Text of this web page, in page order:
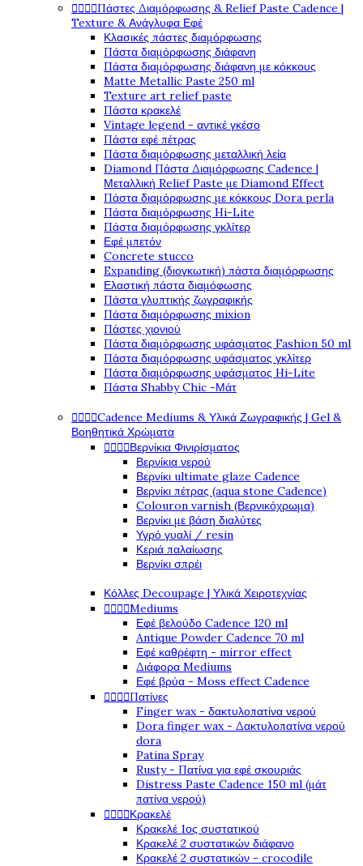
   Πάστες Διαμόρφωσης & Relief Paste Cadence |
Texture & Ανάγλυφα Εφέ
Κλασικές πάστες διαμόρφωσης
Πάστα διαμόρφωσης διάφανη
Πάστα διαμόρφωσης διάφανη με κόκκους
Matte Metallic Paste 250 ml
Texture art relief paste
Πάστα κρακελέ
Vintage legend - αντικέ γκέσο
Πάστα εφέ πέτρας
Πάστα διαμόρφωσης μεταλλική λεία
Diamond Πάστα Διαμόρφωσης Cadence |
Μεταλλική Relief Paste με Diamond Effect
Πάστα διαμόρφωσης με κόκκους Dora perla
Πάστα διαμόρφωσης Hi-Lite
Πάστα διαμόρφωσης γκλίτερ
Εφέ μπετόν
Concrete stucco
Expanding (διογκωτική) πάστα διαμόρφωσης
Ελαστική πάστα διαμόφωσης
Πάστα γλυπτικής ζωγραφικής
Πάστα διαμόρφωσης mixion
Πάστες χιονιού
Πάστα διαμόρφωσης υφάσματος Fashion 50 ml
Πάστα διαμόρφωσης υφάσματος γκλίτερ
Πάστα διαμόρφωσης υφάσματος Hi-Lite
Πάστα Shabby Chic -Μάτ
   Cadence Mediums & Υλικά Ζωγραφικής | Gel &
Βοηθητικά Χρώματα
   Βερνίκια Φινιρίσματος
Βερνίκια νερού
Βερνίκι ultimate glaze Cadence
Βερνίκι πέτρας (aqua stone Cadence)
Colouron varnish (Βερνικόχρωμα)
Βερνίκι με βάση διαλύτες
Υγρό γυαλί / resin
Κεριά παλαίωσης
Βερνίκι σπρέι
Κόλλες Decoupage | Υλικά Χειροτεχνίας
   Mediums
Εφέ βελούδο Cadence 120 ml
Antique Powder Cadence 70 ml
Εφέ καθρέφτη - mirror effect
Διάφορα Mediums
Εφέ βρύα - Moss effect Cadence
   Πατίνες
Finger wax - δακτυλοπατίνα νερού
Dora finger wax - Δακτυλοπατίνα νερού
dora
Patina Spray
Rusty - Πατίνα για εφέ σκουριάς
Distress Paste Cadence 150 ml (μάτ
πατίνα νερού)
   Κρακελέ
Κρακελέ 1ος συστατικού
Κρακελέ 2 συστατικών διάφανο
Κρακελέ 2 συστατικών - crocodile